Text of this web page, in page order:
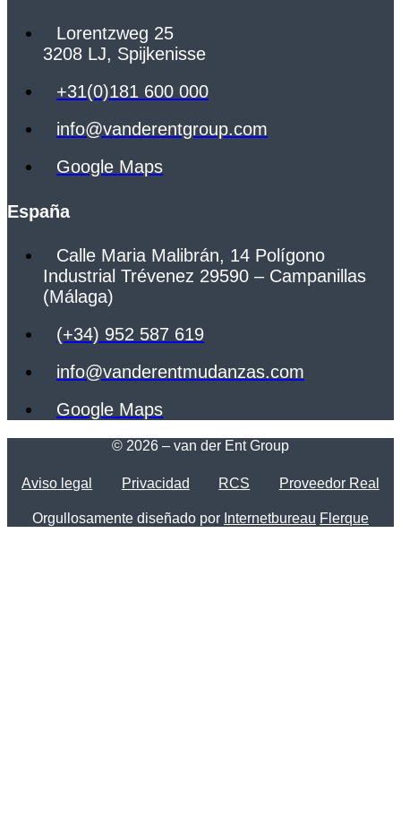
Lorentzweg 25
3208 LJ, Spijkenisse
+31(0)181 600 000
info@vanderentgroup.com
Google Maps
España
Calle Maria Malibrán, 14 Polígono
Industrial Trévenez 29590 – Campanillas
(Málaga)
(+34) 952 587 619
info@vanderentmudanzas.com
Google Maps
© 2026 – van der Ent Group
Aviso legal Privacidad RCS Proveedor Real
Orgullosamente diseñado por Internetbureau Flerque